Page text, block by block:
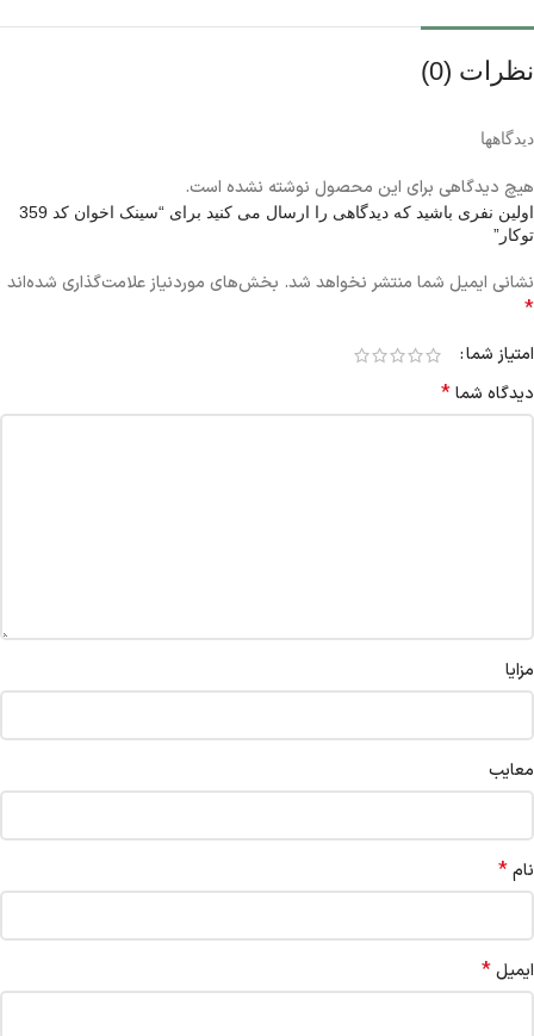
نظرات (0)
دیدگاهها
هیچ دیدگاهی برای این محصول نوشته نشده است.
اولین نفری باشید که دیدگاهی را ارسال می کنید برای “سینک اخوان کد 359
توکار”
نشانی ایمیل شما منتشر نخواهد شد. بخش‌های موردنیاز علامت‌گذاری شده‌اند
*
امتیاز شما
دیدگاه شما*
مزایا
معایب
نام*
ایمیل*